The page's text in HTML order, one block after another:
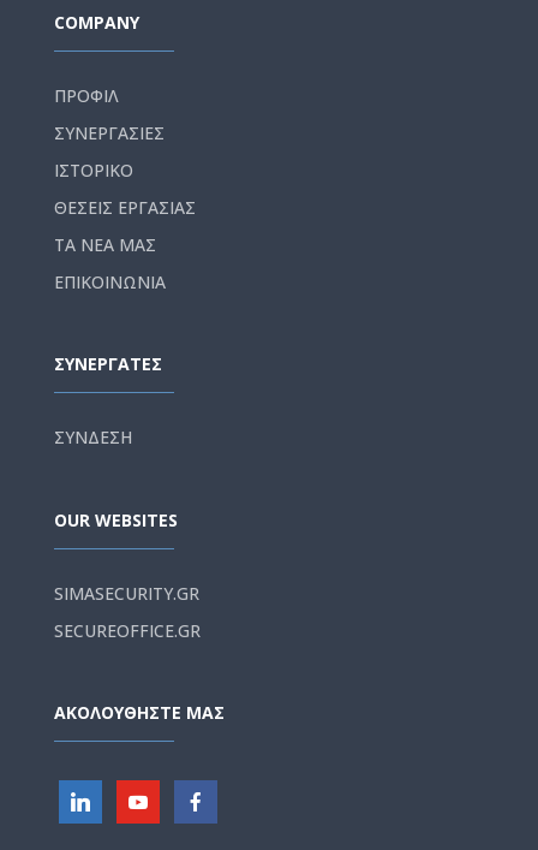
COMPANY
ΠΡΟΦΙΛ
ΣΥΝΕΡΓΑΣΙΕΣ
ΙΣΤΟΡΙΚΟ
ΘΕΣΕΙΣ ΕΡΓΑΣΙΑΣ
ΤΑ ΝΕΑ ΜΑΣ
ΕΠΙΚΟΙΝΩΝΙΑ
ΣΥΝΕΡΓΑΤΕΣ
ΣΥΝΔΕΣΗ
OUR WEBSITES
SIMASECURITY.GR
SECUREOFFICE.GR
ΑΚΟΛΟΥΘΗΣΤΕ ΜΑΣ